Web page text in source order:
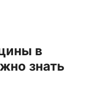
в
знать